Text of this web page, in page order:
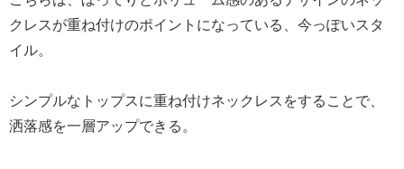
クレスが重ね付けのポイントになっている、今っぽいスタ
イル。
シンプルなトップスに重ね付けネックレスをすることで、
洒落感を一層アップできる。